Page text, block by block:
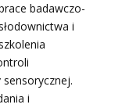
badawczo-
i
i